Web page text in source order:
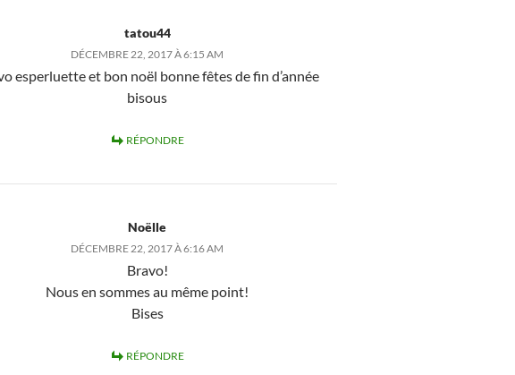
tatou44
DÉCEMBRE 22, 2017 À 6:15 AM
esperluette et bon noël bonne fêtes de fin d’année
bisous
RÉPONDRE
Noëlle
DÉCEMBRE 22, 2017 À 6:16 AM
Bravo!
Nous en sommes au même point!
Bises
RÉPONDRE